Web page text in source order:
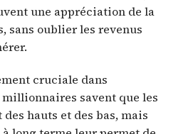
une appréciation de la
sans oublier les revenus
cruciale dans
millionnaires savent que les
hauts et des bas, mais